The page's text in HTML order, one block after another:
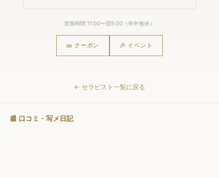
営業時間 11:00〜翌5:00（年中無休）
🎫 クーポン 🎉 イベント
← セラピスト一覧に戻る
📰 口コミ・写メ日記